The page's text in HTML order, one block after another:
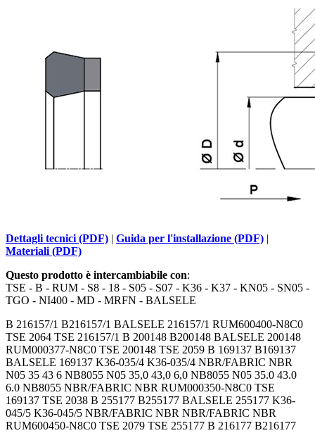
Dettagli tecnici (PDF) | Guida per l'installazione (PDF) |
Materiali (PDF)
Questo prodotto è intercambiabile con:
TSE - B - RUM - S8 - 18 - S05 - S07 - K36 - K37 - KN05 - SN05 -
TGO - NI400 - MD - MRFN - BALSELE
B 216157/1 B216157/1 BALSELE 216157/1 RUM600400-N8C0
TSE 2064 TSE 216157/1 B 200148 B200148 BALSELE 200148
RUM000377-N8C0 TSE 200148 TSE 2059 B 169137 B169137
BALSELE 169137 K36-035/4 K36-035/4 NBR/FABRIC NBR
N05 35 43 6 NB8055 N05 35,0 43,0 6,0 NB8055 N05 35.0 43.0
6.0 NB8055 NBR/FABRIC NBR RUM000350-N8C0 TSE
169137 TSE 2038 B 255177 B255177 BALSELE 255177 K36-
045/5 K36-045/5 NBR/FABRIC NBR NBR/FABRIC NBR
RUM600450-N8C0 TSE 2079 TSE 255177 B 216177 B216177